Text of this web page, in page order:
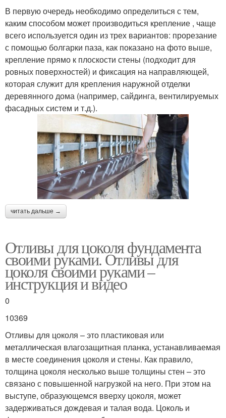
В первую очередь необходимо определиться с тем,
каким способом может производиться крепление , чаще
всего используется один из трех вариантов: прорезание
с помощью болгарки паза, как показано на фото выше,
крепление прямо к плоскости стены (подходит для
ровных поверхностей) и фиксация на направляющей,
которая служит для крепления наружной отделки
деревянного дома (например, сайдинга, вентилируемых
фасадных систем и т.д.).
читать дальше →
Отливы для цоколя фундамента
своими руками. Отливы для
цоколя своими руками –
инструкция и видео
0
10369
Отливы для цоколя – это пластиковая или
металлическая влагозащитная планка, устанавливаемая
в месте соединения цоколя и стены. Как правило,
толщина цоколя несколько выше толщины стен – это
связано с повышенной нагрузкой на него. При этом на
выступе, образующемся вверху цоколя, может
задерживаться дождевая и талая вода. Цоколь и